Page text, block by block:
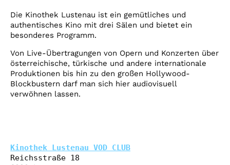
Die Kinothek Lustenau ist ein gemütliches und
authentisches Kino mit drei Sälen und bietet ein
besonderes Programm.
Von Live-Übertragungen von Opern und Konzerten über
österreichische, türkische und andere internationale
Produktionen bis hin zu den großen Hollywood-
Blockbustern darf man sich hier audiovisuell
verwöhnen lassen.
Kinothek Lustenau VOD CLUB
Reichsstraße 18